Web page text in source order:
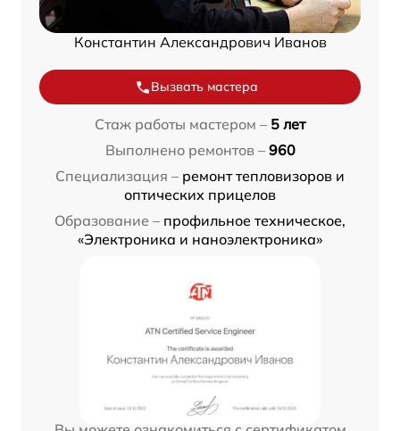
Константин Александрович Иванов
Вызвать мастера
Стаж работы мастером – 5 лет
Выполнено ремонтов – 960
Специализация – ремонт тепловизоров и
оптических прицелов
Образование – профильное техническое,
«Электроника и наноэлектроника»